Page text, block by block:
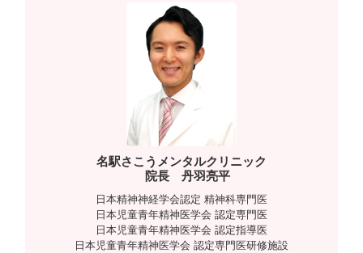
名駅さこうメンタルクリニック
院長 丹羽亮平
日本精神神経学会認定 精神科専門医
日本児童青年精神医学会 認定専門医
日本児童青年精神医学会 認定指導医
日本児童青年精神医学会 認定専門医研修施設